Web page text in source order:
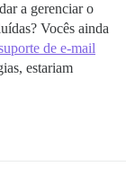
a gerenciar o
Vocês ainda
de e-mail
estariam